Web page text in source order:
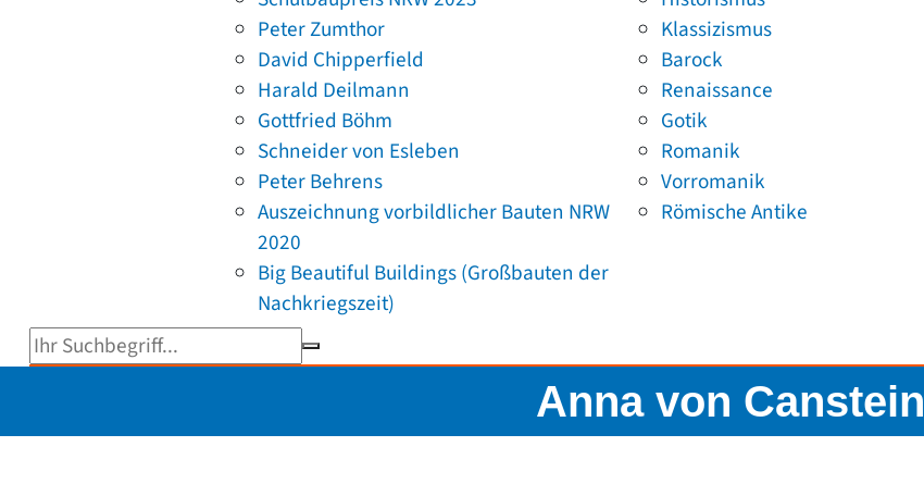
Peter Zumthor
David Chipperfield
Harald Deilmann
Gottfried Böhm
Schneider von Esleben
Peter Behrens
Auszeichnung vorbildlicher Bauten NRW
2020
Big Beautiful Buildings (Großbauten der
Nachkriegszeit)
Klassizismus
Barock
Renaissance
Gotik
Romanik
Vorromanik
Römische Antike
Suchbegriff eingeben
Anna von Canstein